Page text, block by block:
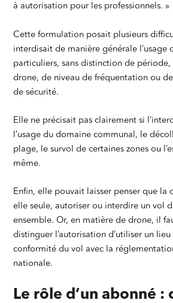
à autorisation pour les professionnels. »
Cette formulation posait plusieurs
interdisait de manière générale l’usage
particuliers, sans distinction de
drone, de niveau de fréquentation ou
de sécurité.
Elle ne précisait pas clairement si
l’usage du domaine communal, le
plage, le survol de certaines zones ou
même.
Enfin, elle pouvait laisser penser que la
elle seule, autoriser ou interdire un vol
ensemble. Or, en matière de drone, il
distinguer l’autorisation d’utiliser un
conformité du vol avec la
nationale.
Le rôle d’un abonné :